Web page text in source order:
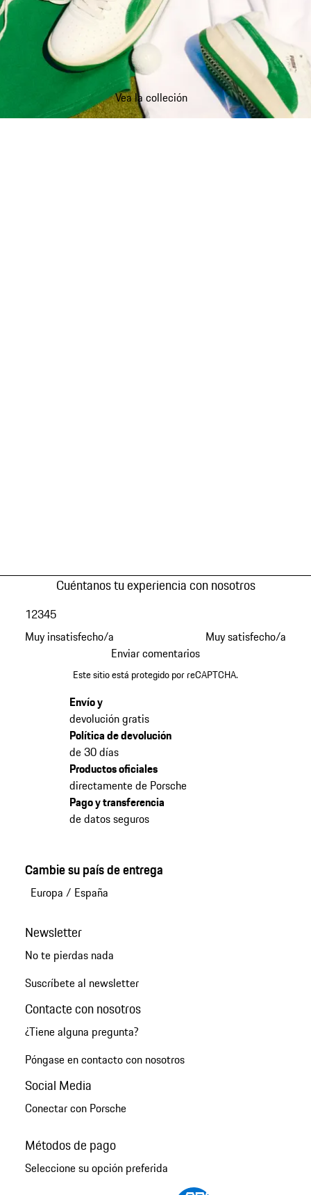
Vea la colleción
Cuéntanos tu experiencia con nosotros
Muy insatisfecho/a
12345
Muy satisfecho/a
Enviar comentarios
Este sitio está protegido por reCAPTCHA.
Envío y
devolución gratis
Política de devolución
de 30 días
Productos oficiales
directamente de Porsche
Pago y transferencia
de datos seguros
Cambie su país de entrega
Europa / España
Newsletter
No te pierdas nada
Suscríbete al newsletter
Contacte con nosotros
¿Tiene alguna pregunta?
Póngase en contacto con nosotros
Social Media
Conectar con Porsche
Métodos de pago
Seleccione su opción preferida